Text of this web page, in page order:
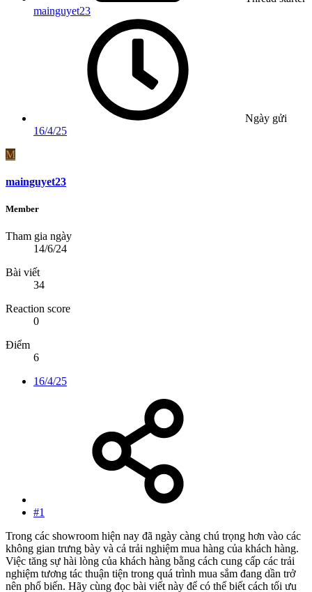
mainguyet23
Ngày gửi
16/4/25
M
mainguyet23
Member
Tham gia ngày
14/6/24
Bài viết
34
Reaction score
0
Điểm
6
16/4/25
#1
Trong các showroom hiện nay đã ngày càng chú trọng hơn vào các
không gian trưng bày và cả trải nghiệm mua hàng của khách hàng.
Việc tăng sự hài lòng của khách hàng bằng cách cung cấp các trải
nghiệm tương tác thuận tiện trong quá trình mua sắm đang dần trở
nên phổ biến. Hãy cùng đọc bài viết này để có thể biết cách tối ưu